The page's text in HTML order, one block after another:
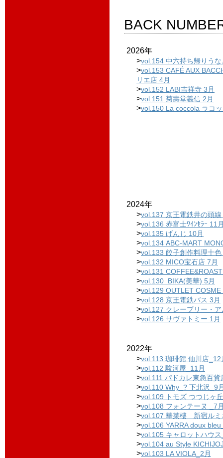
BACK
2026年
>vol.154 中六持ち帰りう
>vol.153 CAFÉ AUX
リエ店 4月
>vol.152 LABI吉祥寺 3月
>vol.151 菊壽堂義信 2月
>vol.150 La coccola ラコ
2024年
>vol.137 京王電鉄井の頭
>vol.136 赤富士ﾜｲﾝｾﾗｰ 11
>vol.135 げんじ 10月
>vol.134 ABC-MART
>vol.133 餃子創作料理十色
>vol.132 MICO宝石店 7月
>vol.131
>vol.130 BIKA(美華) 5月
>vol.129 OUTLET
>vol.128 京王電鉄バス 3月
>vol.127 クレープリー・
>vol.126 サヴァトミー 1月
2022年
>vol.113 珈琲館 仙川店_12
>vol.112 駿河屋_11月
>vol.111 パドカレ東急百
>vol.110 Why_? 下北沢_9
>vol.109 トモズ つつじヶ
>vol.108 フォンテーヌ _7
>vol.107 華菜樓 新宿ルミ
>vol.106 YARRA doux
>vol.105 キャロットハウ
>vol.104 au Style
>vol.103 LA VIOLA_2月